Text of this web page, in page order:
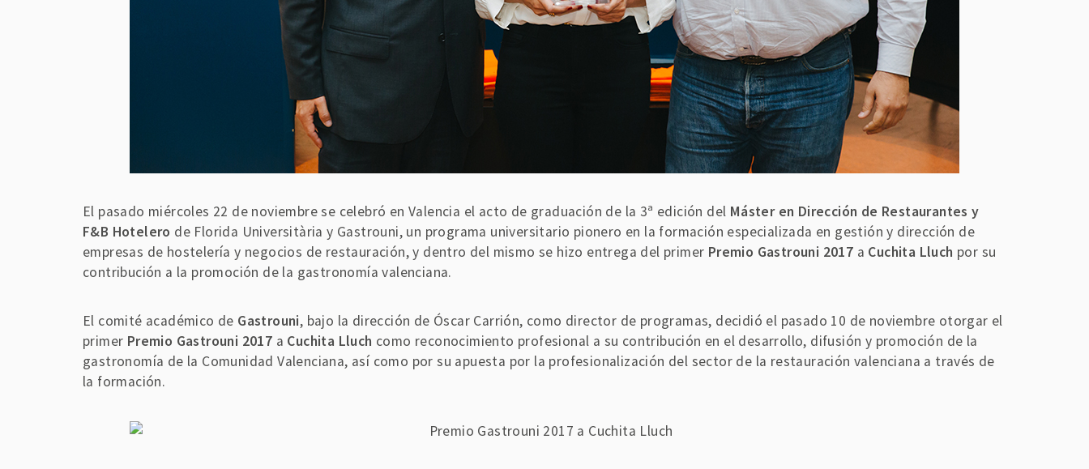
El pasado miércoles 22 de noviembre se celebró en Valencia el acto de graduación de la 3ª edición del Máster en Dirección de Restaurantes y
F&B Hotelero de Florida Universitària y Gastrouni, un programa universitario pionero en la formación especializada en gestión y dirección de
empresas de hostelería y negocios de restauración, y dentro del mismo se hizo entrega del primer Premio Gastrouni 2017 a Cuchita Lluch por su
contribución a la promoción de la gastronomía valenciana.
El comité académico de Gastrouni, bajo la dirección de Óscar Carrión, como director de programas, decidió el pasado 10 de noviembre otorgar el
primer Premio Gastrouni 2017 a Cuchita Lluch como reconocimiento profesional a su contribución en el desarrollo, difusión y promoción de la
gastronomía de la Comunidad Valenciana, así como por su apuesta por la profesionalización del sector de la restauración valenciana a través de
la formación.